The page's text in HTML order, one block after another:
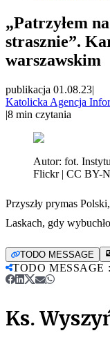
„Patrzyłem
strasznie”.
warszawskim
publikacja 01.08.23|
Katolicka Agencja
|8 min czytania
Autor: fot.
Flickr | CC BY-
Przyszły prymas
Laskach, gdy
TODO MESSAGE
TODO MESSAGE :
Ks.